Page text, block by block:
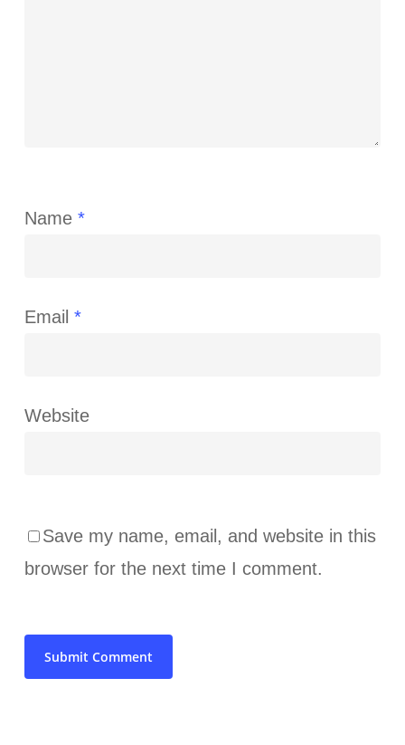
Name *
Email *
Website
Save my name, email, and website in this
browser for the next time I comment.